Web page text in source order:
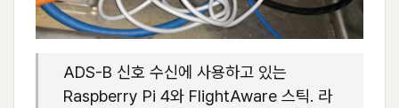
ADS-B 신호 수신에 사용하고 있는
Raspberry Pi 4와 FlightAware 스틱. 라